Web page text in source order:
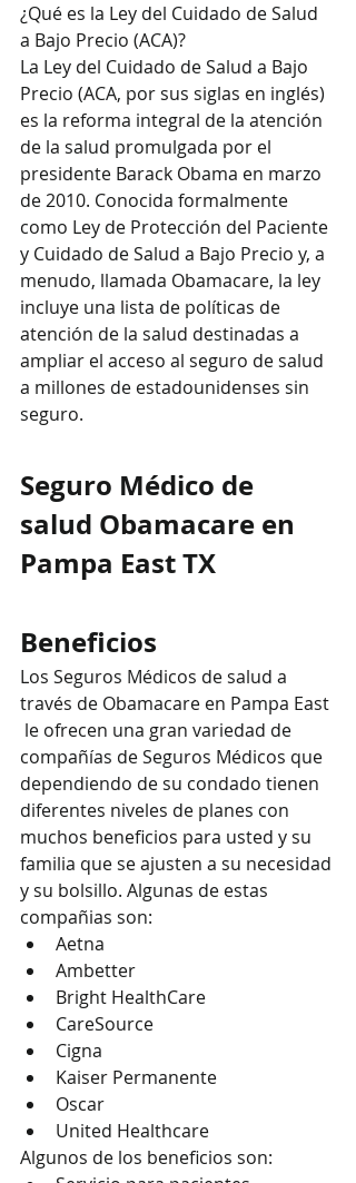
¿Qué es la Ley del Cuidado de Salud
a Bajo Precio (ACA)?
La Ley del Cuidado de Salud a Bajo
Precio (ACA, por sus siglas en inglés)
es la reforma integral de la atención
de la salud promulgada por el
presidente Barack Obama en marzo
de 2010. Conocida formalmente
como Ley de Protección del Paciente
y Cuidado de Salud a Bajo Precio y, a
menudo, llamada Obamacare, la ley
incluye una lista de políticas de
atención de la salud destinadas a
ampliar el acceso al seguro de salud
a millones de estadounidenses sin
seguro.
Seguro Médico de
salud Obamacare en
Pampa East TX
Beneficios
Los Seguros Médicos de salud a
través de Obamacare en Pampa East
le ofrecen una gran variedad de
compañías de Seguros Médicos que
dependiendo de su condado tienen
diferentes niveles de planes con
muchos beneficios para usted y su
familia que se ajusten a su necesidad
y su bolsillo. Algunas de estas
compañias son:
Aetna
Ambetter
Bright HealthCare
CareSource
Cigna
Kaiser Permanente
Oscar
United Healthcare
Algunos de los beneficios son: